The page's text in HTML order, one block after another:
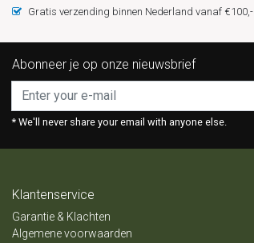
Gratis verzending binnen Nederland vanaf €100,-
Abonneer je op onze nieuwsbrief
* We'll never share your email with anyone else.
Klantenservice
Garantie & Klachten
Algemene voorwaarden